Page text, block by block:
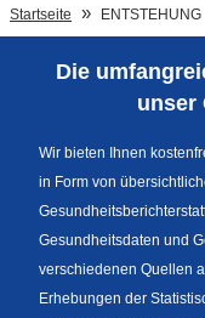
Sprachumschaltung
Fußzeile
Startseite ENTSTEHUNG
Die
unser
Wir bieten Ihnen
in Form von
Gesundheitsdaten und
verschiedenen Quellen
Erhebungen der